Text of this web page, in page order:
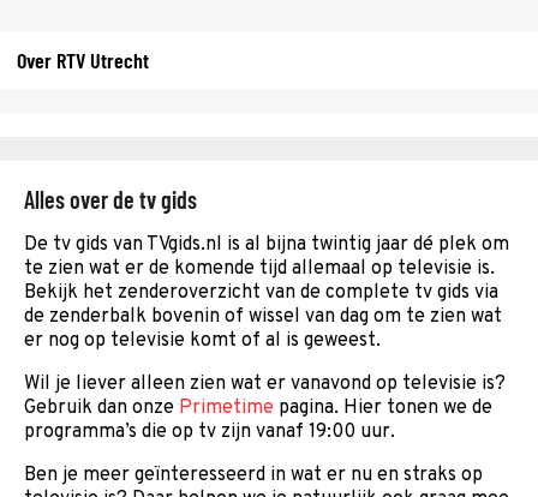
Over RTV Utrecht
Alles over de tv gids
De tv gids van TVgids.nl is al bijna twintig jaar dé plek om
te zien wat er de komende tijd allemaal op televisie is.
Bekijk het zenderoverzicht van de complete tv gids via
de zenderbalk bovenin of wissel van dag om te zien wat
er nog op televisie komt of al is geweest.
Wil je liever alleen zien wat er vanavond op televisie is?
Gebruik dan onze Primetime pagina. Hier tonen we de
programma’s die op tv zijn vanaf 19:00 uur.
Ben je meer geïnteresseerd in wat er nu en straks op